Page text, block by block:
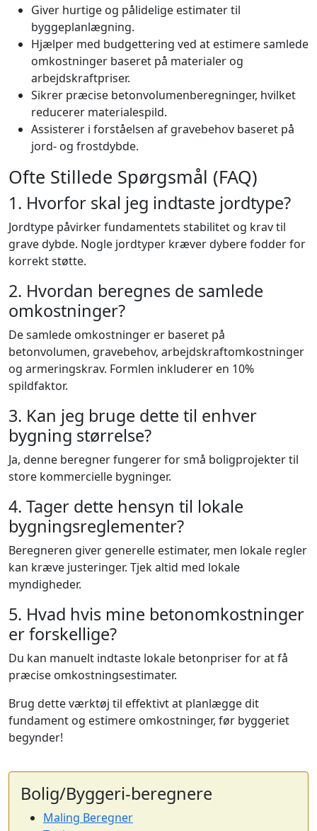
Giver hurtige og pålidelige estimater til
byggeplanlægning.
Hjælper med budgettering ved at estimere samlede
omkostninger baseret på materialer og
arbejdskraftpriser.
Sikrer præcise betonvolumenberegninger, hvilket
reducerer materialespild.
Assisterer i forståelsen af gravebehov baseret på
jord- og frostdybde.
Ofte Stillede Spørgsmål (FAQ)
1. Hvorfor skal jeg indtaste jordtype?
Jordtype påvirker fundamentets stabilitet og krav til
grave dybde. Nogle jordtyper kræver dybere fodder for
korrekt støtte.
2. Hvordan beregnes de samlede
omkostninger?
De samlede omkostninger er baseret på
betonvolumen, gravebehov, arbejdskraftomkostninger
og armeringskrav. Formlen inkluderer en 10%
spildfaktor.
3. Kan jeg bruge dette til enhver
bygning størrelse?
Ja, denne beregner fungerer for små boligprojekter til
store kommercielle bygninger.
4. Tager dette hensyn til lokale
bygningsreglementer?
Beregneren giver generelle estimater, men lokale regler
kan kræve justeringer. Tjek altid med lokale
myndigheder.
5. Hvad hvis mine betonomkostninger
er forskellige?
Du kan manuelt indtaste lokale betonpriser for at få
præcise omkostningsestimater.
Brug dette værktøj til effektivt at planlægge dit
fundament og estimere omkostninger, før byggeriet
begynder!
Bolig/Byggeri-beregnere
Maling Beregner